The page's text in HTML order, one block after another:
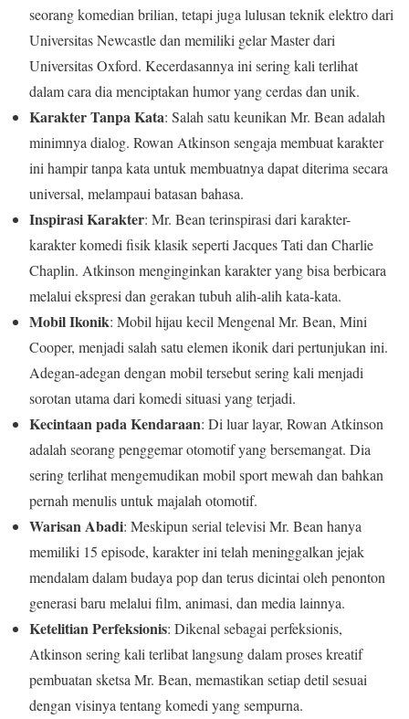
seorang komedian brilian, tetapi juga lulusan teknik elektro dari
Universitas Newcastle dan memiliki gelar Master dari
Universitas Oxford. Kecerdasannya ini sering kali terlihat
dalam cara dia menciptakan humor yang cerdas dan unik.
Karakter Tanpa Kata: Salah satu keunikan Mr. Bean adalah
minimnya dialog. Rowan Atkinson sengaja membuat karakter
ini hampir tanpa kata untuk membuatnya dapat diterima secara
universal, melampaui batasan bahasa.
Inspirasi Karakter: Mr. Bean terinspirasi dari karakter-
karakter komedi fisik klasik seperti Jacques Tati dan Charlie
Chaplin. Atkinson menginginkan karakter yang bisa berbicara
melalui ekspresi dan gerakan tubuh alih-alih kata-kata.
Mobil Ikonik: Mobil hijau kecil Mengenal Mr. Bean, Mini
Cooper, menjadi salah satu elemen ikonik dari pertunjukan ini.
Adegan-adegan dengan mobil tersebut sering kali menjadi
sorotan utama dari komedi situasi yang terjadi.
Kecintaan pada Kendaraan: Di luar layar, Rowan Atkinson
adalah seorang penggemar otomotif yang bersemangat. Dia
sering terlihat mengemudikan mobil sport mewah dan bahkan
pernah menulis untuk majalah otomotif.
Warisan Abadi: Meskipun serial televisi Mr. Bean hanya
memiliki 15 episode, karakter ini telah meninggalkan jejak
mendalam dalam budaya pop dan terus dicintai oleh penonton
generasi baru melalui film, animasi, dan media lainnya.
Ketelitian Perfeksionis: Dikenal sebagai perfeksionis,
Atkinson sering kali terlibat langsung dalam proses kreatif
pembuatan sketsa Mr. Bean, memastikan setiap detil sesuai
dengan visinya tentang komedi yang sempurna.